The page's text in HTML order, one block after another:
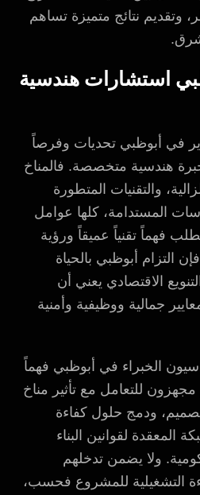
وتقديم نتائج متميزة تساهم
استشارات هندسية
في أبوظبي تحديات وفرصاً
هندسية متخصصة. فالمناخ
والتقنيات المتطورة
المستدامة، كلها عوامل
فهماً تقنياً عميقاً ورؤية
التزام أبوظبي بالحياة
الاقتصادي يعني أن
جمالية ووظيفية وأمنية
الخبراء في أبوظبي فهماً
مجهزون للتعامل مع تأثير مناخ
ودمج حلول كفاءة
المعقدة لقوانين البناء
ولا يضمن تدخلهم
التشغيلية للمشروع فحسب،